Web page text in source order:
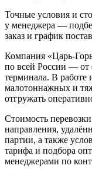
Точные условия и
у менеджера —
заказ и график
Компания «Царь-
по всей России — от
терминала. В работе
малотоннажных и
отгружать
Стоимость
направления,
партии, а также
тарифа и подбора
менеджерами по